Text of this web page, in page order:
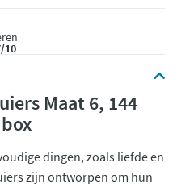
10
Maat 6, 144
dingen, zoals liefde en
zijn ontworpen om hun